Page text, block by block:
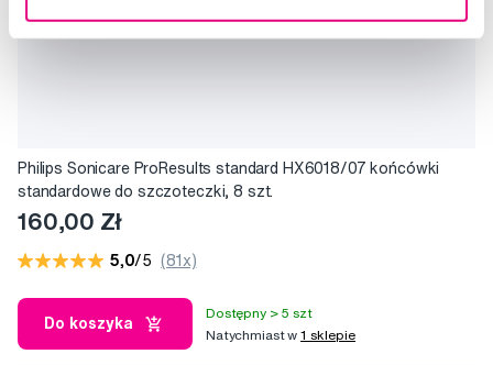
Philips Sonicare ProResults standard HX6018/07 końcówki
standardowe do szczoteczki, 8 szt.
160,00 Zł
5,0/5 (81x)
Do koszyka
Dostępny > 5 szt
Natychmiast w1 sklepie